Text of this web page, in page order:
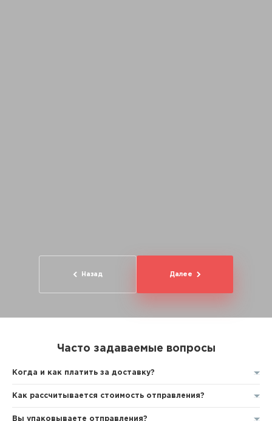
Назад Далее
Часто задаваемые вопросы
Когда и как платить за доставку?
Как рассчитывается стоимость отправления?
Вы упаковываете отправления?